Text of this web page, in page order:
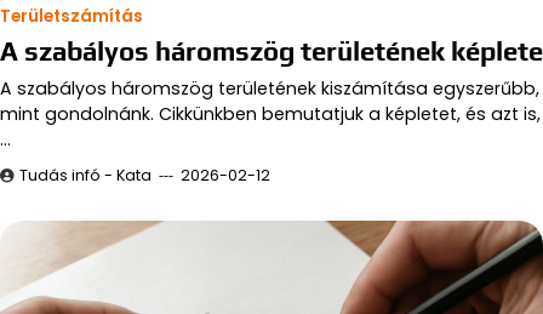
Területszámítás
A szabályos háromszög területének képlete
A szabályos háromszög területének kiszámítása egyszerűbb,
mint gondolnánk. Cikkünkben bemutatjuk a képletet, és azt is,
…
Tudás infó - Kata 2026-02-12